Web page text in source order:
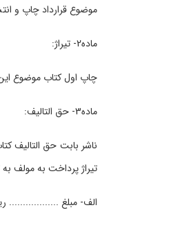
موضوع قرارداد چاپ و
ماده2- تیراژ:
چاپ اول کتاب موضوع
ماده3- حق التالیف:
ناشر بابت حق التالیف
تیراژ پرداخت به مولف
الف- مبلغ ..................